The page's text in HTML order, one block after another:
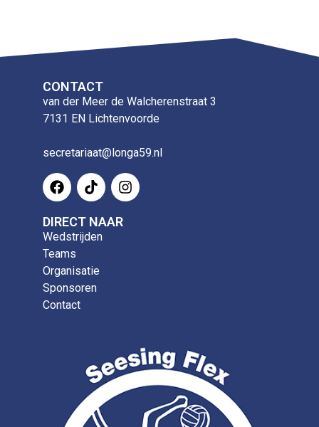
CONTACT
van der Meer de Walcherenstraat 3
7131 EN Lichtenvoorde
secretariaat@longa59.nl
DIRECT NAAR
Wedstrijden
Teams
Organisatie
Sponsoren
Contact